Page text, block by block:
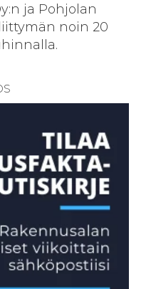
ja Pohjolan
noin 20